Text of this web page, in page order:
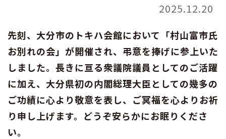
2025.12.20
先刻、大分市のトキハ会館において「村山富市氏
お別れの会」が開催され、弔意を捧げに参上いた
しました。長きに亘る衆議院議員としてのご活躍
に加え、大分県初の内閣総理大臣としての幾多の
ご功績に心より敬意を表し、ご冥福を心よりお祈
り申し上げます。どうぞ安らかにお眠りくださ
い。